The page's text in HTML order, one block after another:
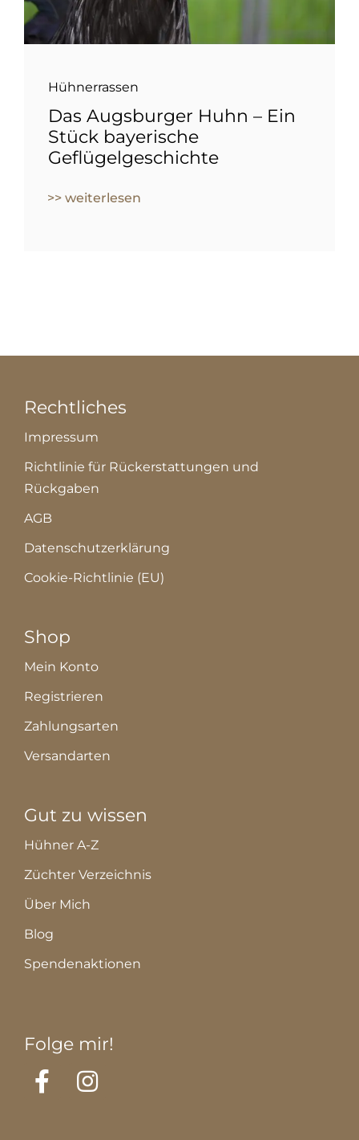
Hühnerrassen
Das Augsburger Huhn – Ein
Stück bayerische
Geflügelgeschichte
>> weiterlesen
Rechtliches
Impressum
Richtlinie für Rückerstattungen und
Rückgaben
AGB
Datenschutzerklärung
Cookie-Richtlinie (EU)
Shop
Mein Konto
Registrieren
Zahlungsarten
Versandarten
Gut zu wissen
Hühner A-Z
Züchter Verzeichnis
Über Mich
Blog
Spendenaktionen
Folge mir!